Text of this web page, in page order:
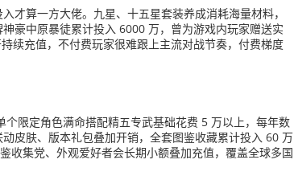
才算一方大佬。九星、十五星套装养成消耗海量材料，
豪中原暴徒累计投入 6000 万，曾为游戏内玩家赠送实
续充值，不付费玩家很难跟上主流对战节奏，付费梯度
限定角色满命搭配精五专武基础花费 5 万以上，每年数
皮肤、版本礼包叠加开销，全套图鉴收藏累计投入 60 万
收集党、外观爱好者会长期小额叠加充值，覆盖全球多国